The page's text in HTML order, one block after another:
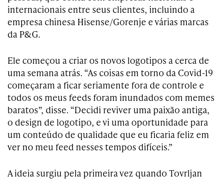
internacionais entre seus clientes, incluindo a
empresa chinesa Hisense/Gorenje e várias marcas
da P&G.
Ele começou a criar os novos logotipos a cerca de
uma semana atrás. “As coisas em torno da Covid-19
começaram a ficar seriamente fora de controle e
todos os meus feeds foram inundados com memes
baratos”, disse. “Decidi reviver uma paixão antiga,
o design de logotipo, e vi uma oportunidade para
um conteúdo de qualidade que eu ficaria feliz em
ver no meu feed nesses tempos difíceis.”
A ideia surgiu pela primeira vez quando Tovrljan